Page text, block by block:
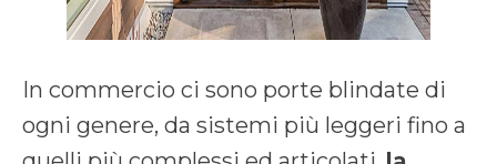
In commercio ci sono porte blindate di
ogni genere, da sistemi più leggeri fino a